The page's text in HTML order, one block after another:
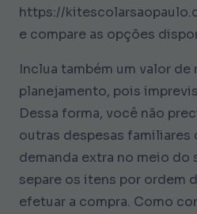
https://
e compare as opções
Inclua também um valor de
planejamento, pois
Dessa forma, você não
outras despesas familiares
demanda extra no meio do
separe os itens por ordem
efetuar a compra. Como